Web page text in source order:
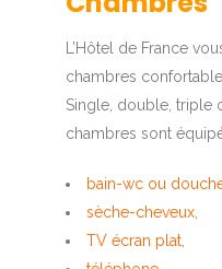
L’Hôtel de France
chambres
Single, double, triple
chambres sont
bain-wc ou
sèche-cheveux,
TV écran plat,